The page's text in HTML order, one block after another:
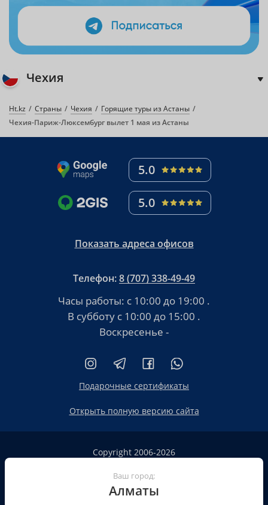
Чехия
Ht.kz Страны Чехия
Горящие туры из Астаны
Чехия-Париж-Люксембург вылет 1 мая из Астаны
5.0
5.0
Показать адреса офисов
Телефон:8 (707) 338-49-49
Часы работы: с 10:00 до 19:00 .
В субботу с 10:00 до 15:00 .
Воскресенье -
Подарочные сертификаты
Открыть полную версию сайта
Copyright 2006-2026
Сайт не является публичной офертой
Пользовательское соглашение
Ваш город:
Алматы